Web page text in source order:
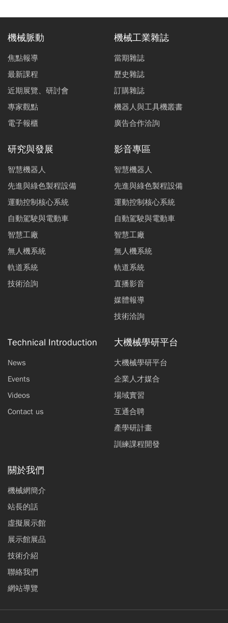
機械脈動
焦點報導
最新課程
近期展覽、研討會
專家觀點
電子報櫃
機械工業雜誌
當期雜誌
歷史雜誌
訂購雜誌
機器人與工具機叢書
廣告合作洽詢
研究與發展
智慧機器人
先進與綠色製程設備
運動控制核心系統
自動駕駛與電動車
智慧工廠
無人機系統
軌道系統
技術洽詢
影音專區
智慧機器人
先進與綠色製程設備
運動控制核心系統
自動駕駛與電動車
智慧工廠
無人機系統
軌道系統
直播影音
媒體報導
技術洽詢
Technical Introduction
News
Events
Videos
Contact us
大機械學研平台
大機械學研平台
企業人才媒合
場域實習
互通合聘
產學研計畫
訓練課程開發
關於我們
機械網簡介
站長的話
虛擬展示館
展示館展品
技術介紹
聯絡我們
網站導覽